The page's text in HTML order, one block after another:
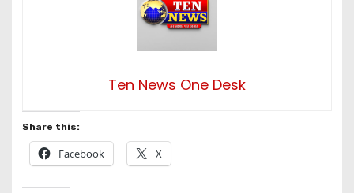
Ten News One Desk
Share this:
Facebook X